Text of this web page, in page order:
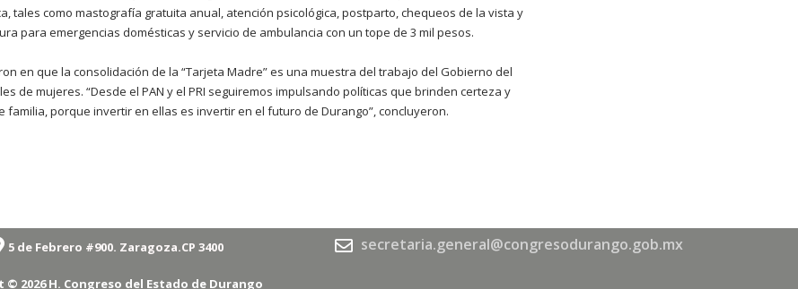
tales como mastografía gratuita anual, atención psicológica, postparto, chequeos de la vista y
para emergencias domésticas y servicio de ambulancia con un tope de 3 mil pesos.
en que la consolidación de la “Tarjeta Madre” es una muestra del trabajo del Gobierno del
de mujeres. “Desde el PAN y el PRI seguiremos impulsando políticas que brinden certeza y
familia, porque invertir en ellas es invertir en el futuro de Durango”, concluyeron.
5 de Febrero #900. Zaragoza.CP 3400 secretaria.general@congresodurango.gob.mx
© 2026 H. Congreso del Estado de Durango